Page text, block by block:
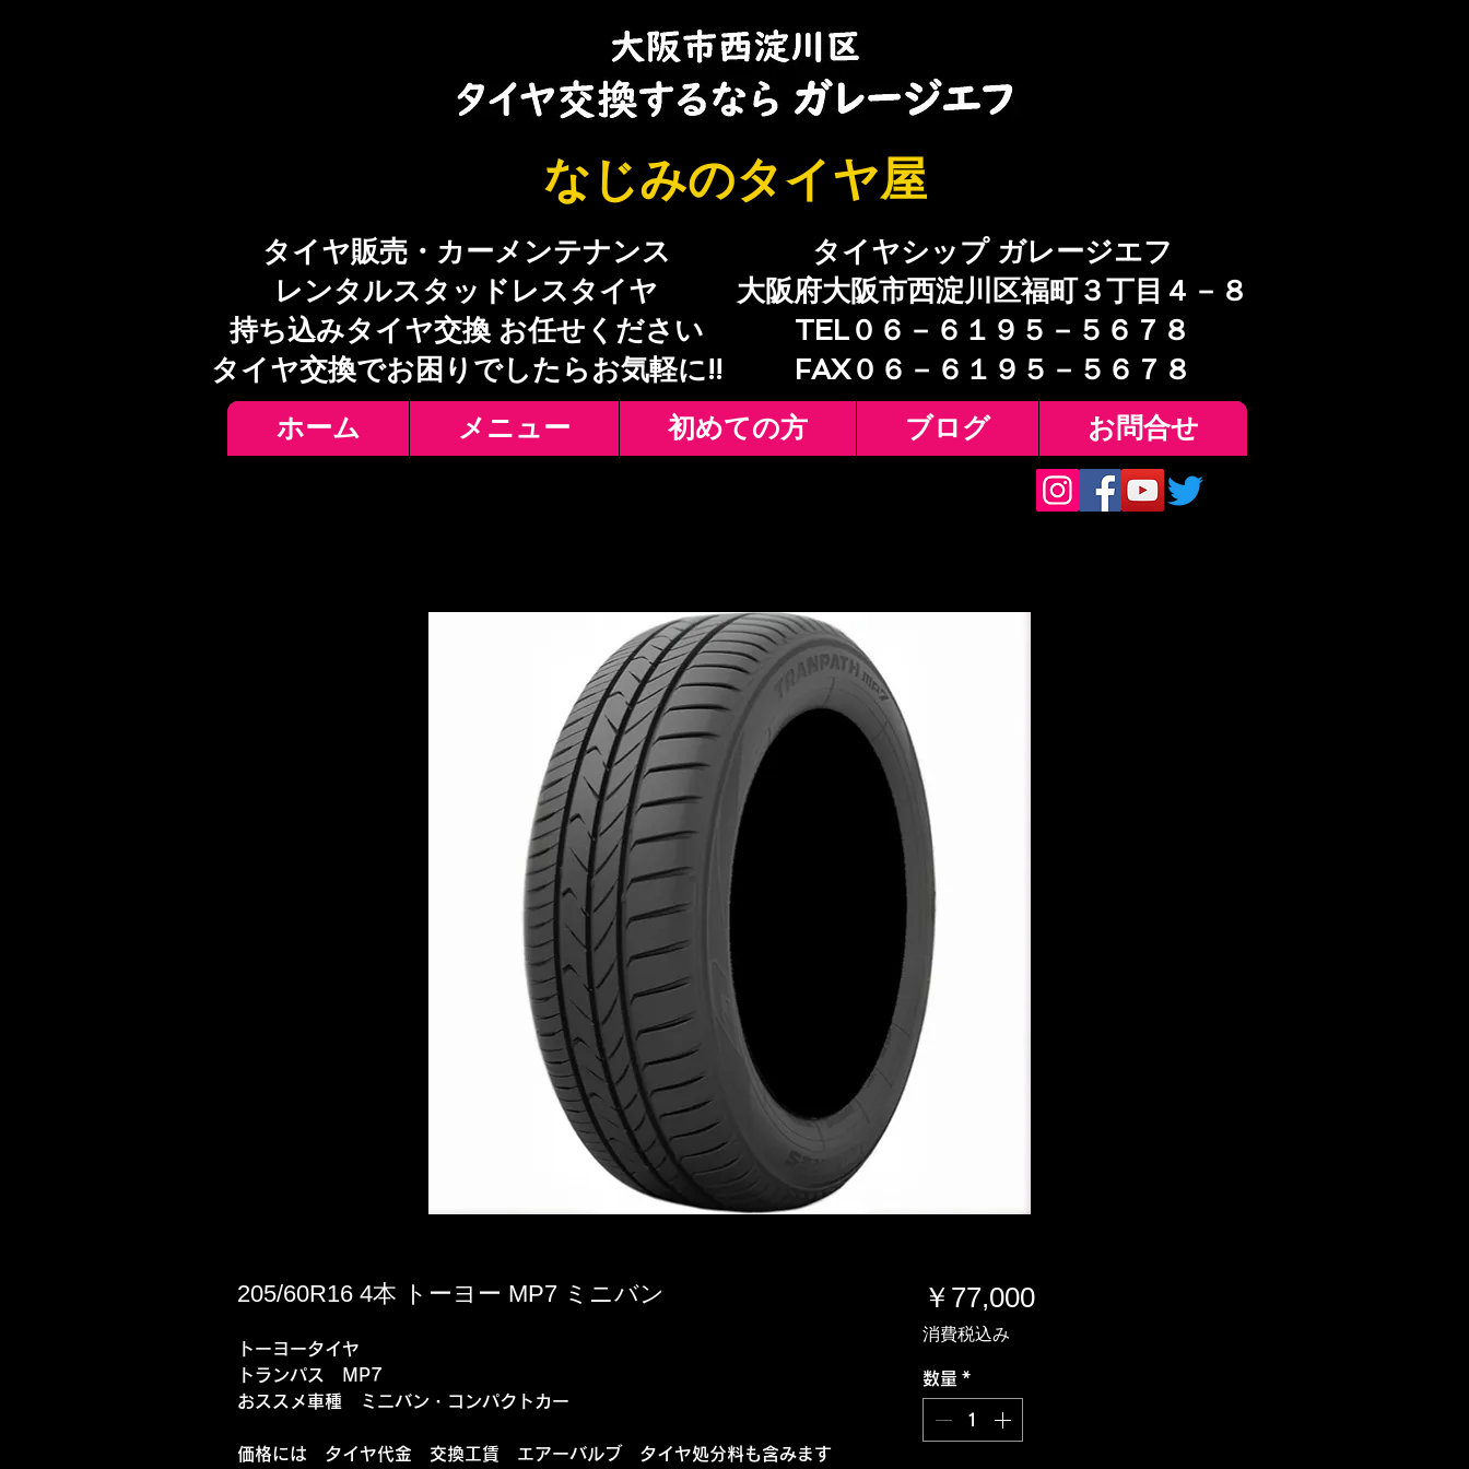
​なじみのタイヤ屋
タイヤ販売・カーメンテナンス
レンタルスタッドレスタイヤ
持ち込みタイヤ交換 お任せください
​タイヤ交換でお困りでしたらお気軽に!!
​タイヤシップ ガレージエフ
大阪府大阪市西淀川区福町３丁目４－８
TEL０６－６１９５－５６７８
​FAX０６－６１９５－５６７８
ホーム メニュー 初めての方 ブログ お問合せ
205/60R16 4本 トーヨー MP7 ミニバン
トーヨータイヤ
トランパス MP7
おススメ車種 ミニバン・コンパクトカー
価格には タイヤ代金 交換工賃 エアーバルブ タイヤ処分料も含みます
￥77,000価
消費税込み
数量 *